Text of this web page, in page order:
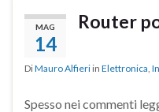
MAG
14
Router
DiMauro Alfieri in Elettronica,
Spesso nei commenti